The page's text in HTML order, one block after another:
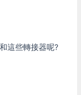
這些轉接器呢?